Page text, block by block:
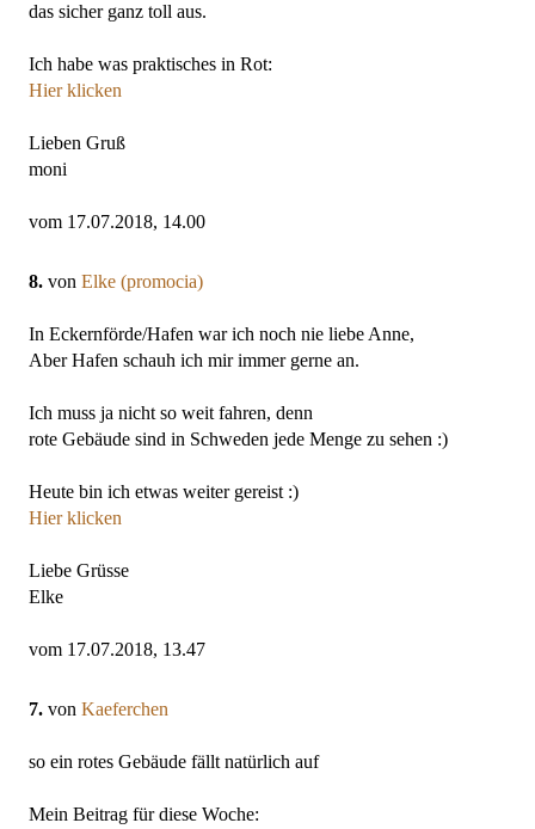
das sicher ganz toll aus.
Ich habe was praktisches in Rot:
Hier klicken
Lieben Gruß
moni
vom 17.07.2018, 14.00
8. von Elke (promocia)
In Eckernförde/Hafen war ich noch nie liebe Anne,
Aber Hafen schauh ich mir immer gerne an.
Ich muss ja nicht so weit fahren, denn
rote Gebäude sind in Schweden jede Menge zu sehen :)
Heute bin ich etwas weiter gereist :)
Hier klicken
Liebe Grüsse
Elke
vom 17.07.2018, 13.47
7. von Kaeferchen
so ein rotes Gebäude fällt natürlich auf
Mein Beitrag für diese Woche: